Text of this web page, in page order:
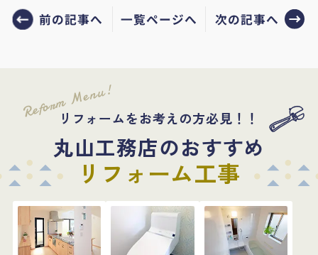
前の記事へ 一覧ページへ 次の記事へ
Reform Menu!
リフォームをお考えの方必見！！
丸山工務店のおすすめ
リフォーム工事